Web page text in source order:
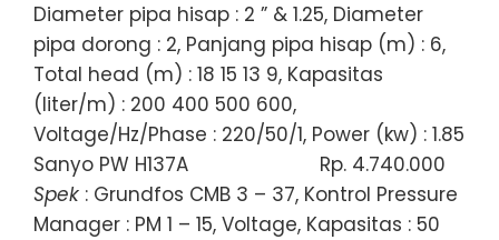
Diameter pipa hisap : 2 ” & 1.25, Diameter
pipa dorong : 2, Panjang pipa hisap (m) : 6,
Total head (m) : 18 15 13 9, Kapasitas
(liter/m) : 200 400 500 600,
Voltage/Hz/Phase : 220/50/1, Power (kw) : 1.85
Sanyo PW H137A
Rp. 4.740.000
Spek : Grundfos CMB 3 – 37, Kontrol Pressure
Manager : PM 1 – 15, Voltage, Kapasitas : 50